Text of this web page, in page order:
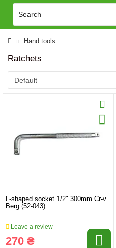
Hand tools
Ratchets
L-shaped socket 1/2" 300mm Cr-v
Berg (52-043)
Leave a review
270 ₴